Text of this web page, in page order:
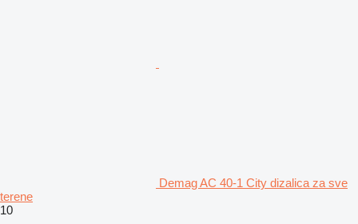
Demag AC 40-1 City dizalica za sve
terene
10